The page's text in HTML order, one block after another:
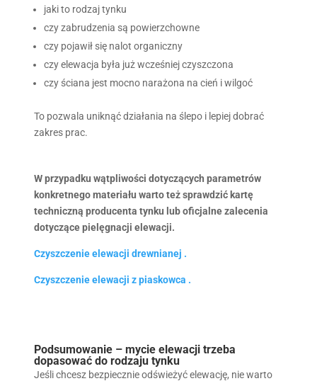
jaki to rodzaj tynku
czy zabrudzenia są powierzchowne
czy pojawił się nalot organiczny
czy elewacja była już wcześniej czyszczona
czy ściana jest mocno narażona na cień i wilgoć
To pozwala uniknąć działania na ślepo i lepiej dobrać
zakres prac.
W przypadku wątpliwości dotyczących parametrów
konkretnego materiału warto też sprawdzić kartę
techniczną producenta tynku lub oficjalne zalecenia
dotyczące pielęgnacji elewacji.
Czyszczenie elewacji drewnianej .
Czyszczenie elewacji z piaskowca .
Podsumowanie – mycie elewacji trzeba
dopasować do rodzaju tynku
Jeśli chcesz bezpiecznie odświeżyć elewację, nie warto